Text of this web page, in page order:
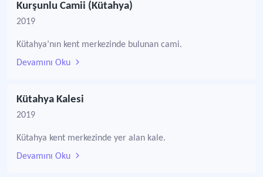
Kurşunlu Camii (Kütahya)
2019
Kütahya’nın kent merkezinde bulunan cami.
Devamını Oku
Kütahya Kalesi
2019
Kütahya kent merkezinde yer alan kale.
Devamını Oku